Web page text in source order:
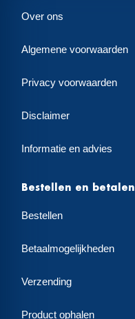
Over ons
Algemene voorwaarden
Privacy voorwaarden
Disclaimer
Informatie en advies
Bestellen en betalen
Bestellen
Betaalmogelijkheden
Verzending
Product ophalen